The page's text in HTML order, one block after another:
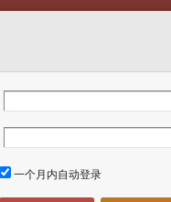
一个月内自动登录